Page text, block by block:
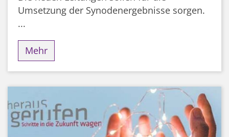
Umsetzung der Synodenergebnisse sorgen.
...
Mehr